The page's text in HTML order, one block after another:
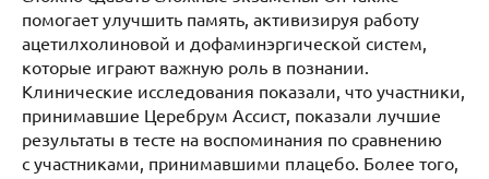
помогает улучшить память, активизируя работу
ацетилхолиновой и дофаминэргической систем,
которые играют важную роль в познании.
Клинические исследования показали, что участники,
принимавшие Церебрум Ассист, показали лучшие
результаты в тесте на воспоминания по сравнению
с участниками, принимавшими плацебо. Более того,